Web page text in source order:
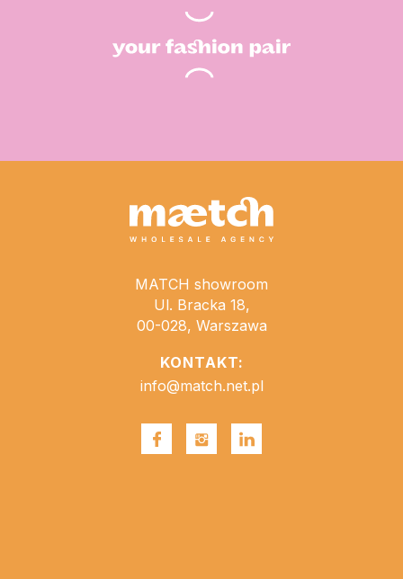
MATCH showroom
Ul. Bracka 18,
00-028, Warszawa
KONTAKT:
info@match.net.pl